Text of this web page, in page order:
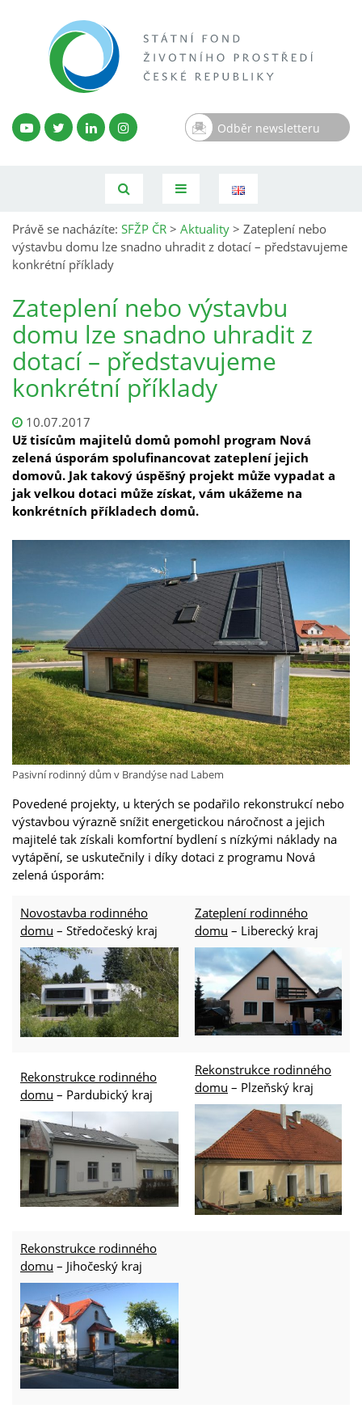
Odběr newsletteru
Právě se nacházíte: SFŽP ČR > Aktuality > Zateplení nebo
výstavbu domu lze snadno uhradit z dotací – představujeme
konkrétní příklady
Zateplení nebo výstavbu
domu lze snadno uhradit z
dotací – představujeme
konkrétní příklady
10.07.2017
Už tisícům majitelů domů pomohl program Nová
zelená úsporám spolufinancovat zateplení jejich
domovů. Jak takový úspěšný projekt může vypadat a
jak velkou dotaci může získat, vám ukážeme na
konkrétních příkladech domů.
Pasivní rodinný dům v Brandýse nad Labem
Povedené projekty, u kterých se podařilo rekonstrukcí nebo
výstavbou výrazně snížit energetickou náročnost a jejich
majitelé tak získali komfortní bydlení s nízkými náklady na
vytápění, se uskutečnily i díky dotaci z programu Nová
zelená úsporám:
Novostavba rodinného
domu – Středočeský kraj
Zateplení rodinného
domu – Liberecký kraj
Rekonstrukce rodinného
domu – Pardubický kraj
Rekonstrukce rodinného
domu – Plzeňský kraj
Rekonstrukce rodinného
domu – Jihočeský kraj